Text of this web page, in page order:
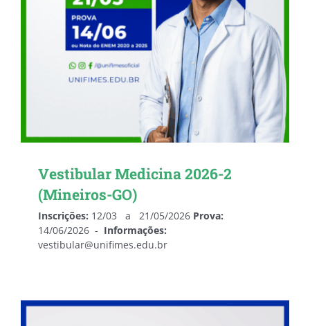
Vestibular Medicina 2026-2
(Mineiros-GO)
Inscrições: 12/03 a 21/05/2026 Prova:
14/06/2026 - Informações:
vestibular@unifimes.edu.br